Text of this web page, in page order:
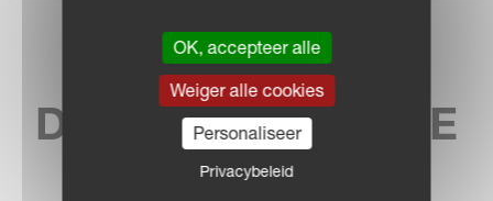
VIND UW
DICHTSTBIJZIJNDE
DEALER
OK, accepteer alle
Weiger alle cookies
Personaliseer
Privacybeleid